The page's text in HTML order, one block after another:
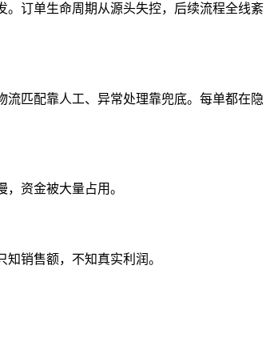
订单生命周期从源头失控，后续流程全线紊
匹配靠人工、异常处理靠兜底。每单都在隐
资金被大量占用。
销售额，不知真实利润。